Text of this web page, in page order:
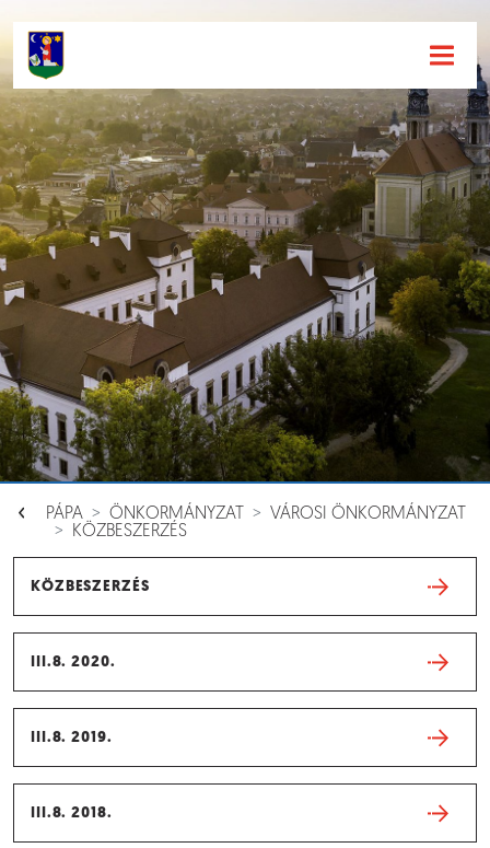
PÁPA ÖNKORMÁNYZAT
VÁROSI ÖNKORMÁNYZAT
KÖZBESZERZÉS
KÖZBESZERZÉS
III.8. 2020.
III.8. 2019.
III.8. 2018.
Hírek []
Események []
Dokumentumok []
Aloldalak []